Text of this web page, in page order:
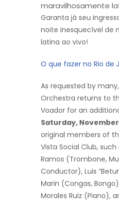
maravilhosamente
Garanta já seu
noite inesquecível de
latina ao vivo!
O que fazer no Rio de
As requested by
Orchestra returns to
Voador for an
Saturday, November
original members of
Vista Social Club, such
Ramos (Trombone,
Conductor), Luis
Marin (Congas,
Morales Ruiz (Piano),